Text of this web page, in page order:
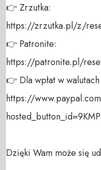
👉 Zrzutka:
https://zrzutka.pl/z/
👉 Patronite:
https://patronite.pl/
👉 Dla wpłat w
https://
Dzięki Wam może się